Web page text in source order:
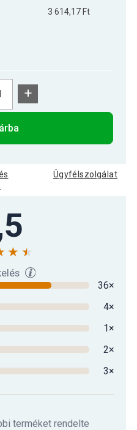
3 614,17 Ft
+
Ügyfélszolgálat
36×
4×
1×
2×
3×
terméket rendelte